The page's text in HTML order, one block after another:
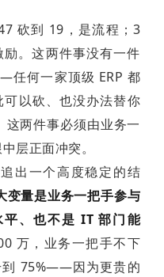
砍到 19，是流程；3
。这两件事没有一件
任何一家顶级 ERP 都
以砍、也没办法替你
两件事必须由业务一
层正面冲突。
出一个高度稳定的结
变量是业务一把手参与
、也不是 IT 部门能
万，业务一把手不下
到 75%——因为更贵的